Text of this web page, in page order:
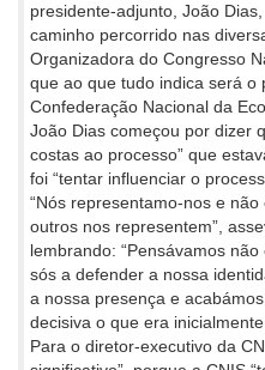
presidente-adjunto, João
caminho percorrido nas
Organizadora do Congresso
que ao que tudo indica será o
Confederação Nacional da
João Dias começou por dizer
costas ao processo” que
foi “tentar influenciar o
“Nós representamo-nos e
outros nos representem”,
lembrando: “Pensávamos
sós a defender a nossa
a nossa presença e
decisiva o que era inicialmente
Para o diretor-executivo da